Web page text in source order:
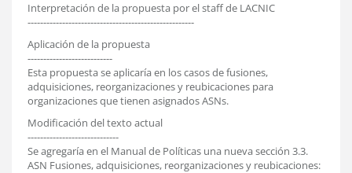
Interpretación de la propuesta por el staff de LACNIC
-----------------------------------------------------
Aplicación de la propuesta
---------------------------
Esta propuesta se aplicaría en los casos de fusiones,
adquisiciones, reorganizaciones y reubicaciones para
organizaciones que tienen asignados ASNs.
Modificación del texto actual
-----------------------------
Se agregaría en el Manual de Políticas una nueva sección 3.3.
ASN Fusiones, adquisiciones, reorganizaciones y reubicaciones: